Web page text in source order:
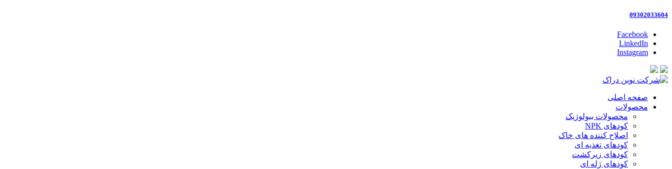
09302033604
Facebook
LinkedIn
Instagram
صفحه اصلی
محصولات
محصولات بیولوژیک
کودهای NPK
اصلاح کننده های خاک
کودهای تغذیه ای
کودهای زیرکشت
کودهای ژله ای